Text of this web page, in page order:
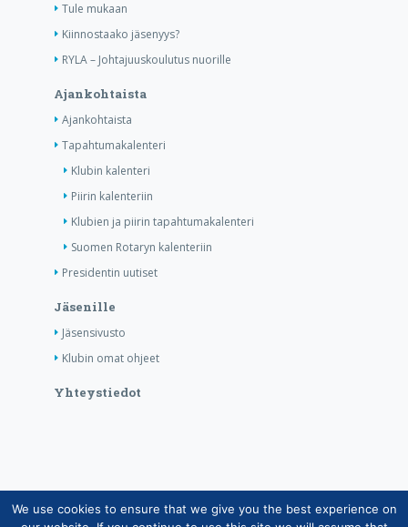
Tule mukaan
Kiinnostaako jäsenyys?
RYLA – Johtajuuskoulutus nuorille
Ajankohtaista
Ajankohtaista
Tapahtumakalenteri
Klubin kalenteri
Piirin kalenteriin
Klubien ja piirin tapahtumakalenteri
Suomen Rotaryn kalenteriin
Presidentin uutiset
Jäsenille
Jäsensivusto
Klubin omat ohjeet
Yhteystiedot
Copyright © Suomen Rotarypalvelu ry 2026 |
We use cookies to ensure that we give you the best experience on